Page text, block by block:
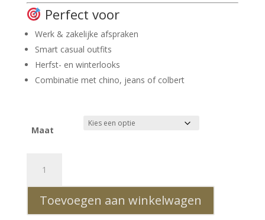
Perfect voor
Werk & zakelijke afspraken
Smart casual outfits
Herfst- en winterlooks
Combinatie met chino, jeans of colbert
Maat
Modern
Fit
Heren
Overhemd
Toevoegen aan winkelwagen